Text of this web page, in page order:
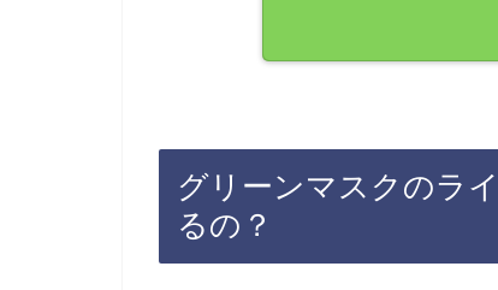
グリーンマスクのラ
るの？